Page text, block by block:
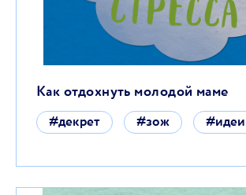
Как отдохнуть молодой маме
#декрет #зож #идеи